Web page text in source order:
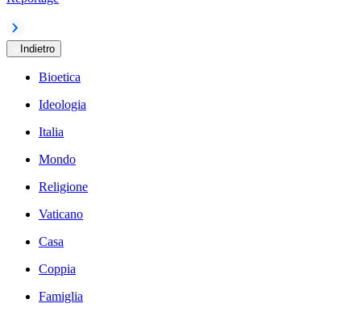
Indietro
Bioetica
Ideologia
Italia
Mondo
Religione
Vaticano
Casa
Coppia
Famiglia